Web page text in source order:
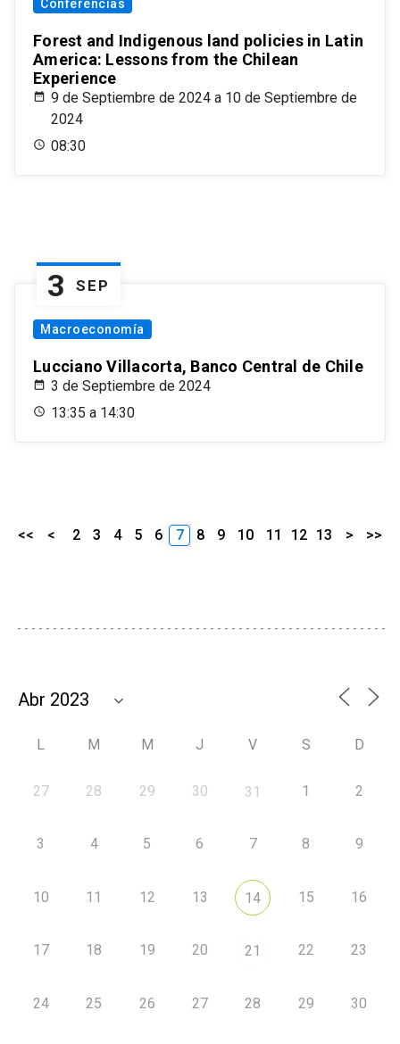
Conferencias
Forest and Indigenous land policies in Latin
America: Lessons from the Chilean
Experience
9 de Septiembre de 2024 a 10 de Septiembre de
2024
08:30
3 SEP
Macroeconomía
Lucciano Villacorta, Banco Central de Chile
3 de Septiembre de 2024
13:35 a 14:30
<< < 2 3 4 5 6 7 8 9 10 11 12 13 > >>
L M M J V S D
27 28 29 30 31 1 2
3 4 5 6 7 8 9
10 11 12 13 14 15 16
17 18 19 20 21 22 23
24 25 26 27 28 29 30